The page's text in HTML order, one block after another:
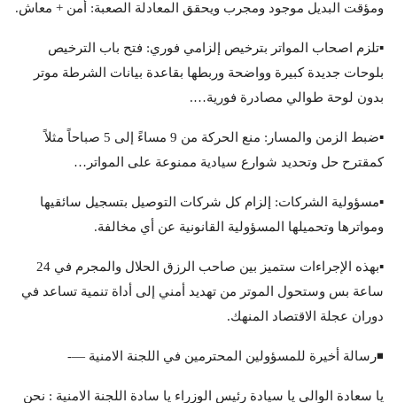
ومؤقت البديل موجود ومجرب ويحقق المعادلة الصعبة: أمن + معاش.
▪️تلزم اصحاب المواتر بترخيص إلزامي فوري: فتح باب الترخيص
بلوحات جديدة كبيرة وواضحة وربطها بقاعدة بيانات الشرطة موتر
بدون لوحة طوالي مصادرة فورية….
▪️ضبط الزمن والمسار: منع الحركة من 9 مساءً إلى 5 صباحاً مثلاً
كمقترح حل وتحديد شوارع سيادية ممنوعة على المواتر…
▪️مسؤولية الشركات: إلزام كل شركات التوصيل بتسجيل سائقيها
ومواترها وتحميلها المسؤولية القانونية عن أي مخالفة.
▪️بهذه الإجراءات ستميز بين صاحب الرزق الحلال والمجرم في 24
ساعة بس وستحول الموتر من تهديد أمني إلى أداة تنمية تساعد في
دوران عجلة الاقتصاد المنهك.
◾️رسالة أخيرة للمسؤولين المحترمين في اللجنة الامنية —-
يا سعادة الوالي يا سيادة رئيس الوزراء يا سادة اللجنة الامنية : نحن